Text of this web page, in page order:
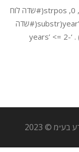
return (strtotime(substr(#שדה לוח שנה#, 0, strpos(#שדה לוח
שנה#, ‘ – ‘)) . ‘+1 year’ >= time() && strtotime(substr(#שדה
לוח שנה#, 0, strpos(#שדה לוח שנה#, ‘ – ‘)) . ‘-2 years’ <=
© 2023